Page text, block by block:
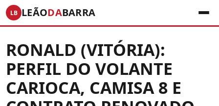
LB LEÃODABARRA
RONALD (VITÓRIA):
PERFIL DO VOLANTE
CARIOCA, CAMISA 8 E